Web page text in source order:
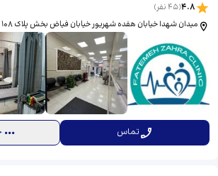
4.8
(
45نفر)
میدان شهدا خیابان هفده شهریور خیابان فیاض بخش پلاک 108
تماس